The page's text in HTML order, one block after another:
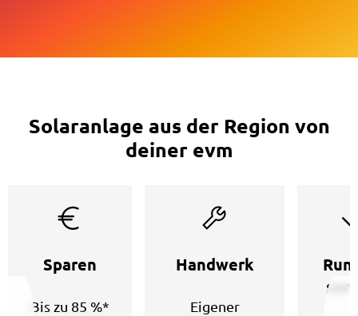
Solaranlage aus der Region von
deiner evm
Sparen
Bis zu 85 %*
Handwerk
Eigener